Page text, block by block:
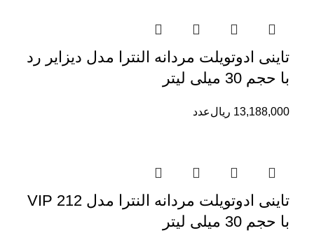
تاینی ادوتویلت مردانه النترا مدل دیزایر رد
با حجم 30 میلی لیتر
13,188,000 ریالعدد
تاینی ادوتویلت مردانه النترا مدل 212 VIP
با حجم 30 میلی لیتر